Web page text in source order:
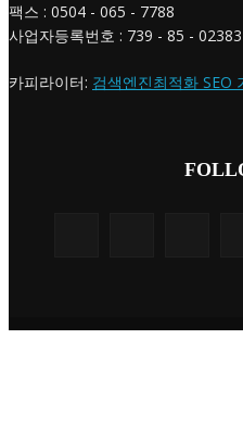
팩스 : 0504 - 065 - 7788
사업자등록번호 : 739 - 85 - 02383
카피라이터: 검색엔진최적화 SEO